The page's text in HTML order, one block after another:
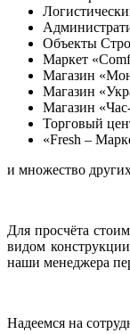
Объекты
Маркет
Магазин
Магазин
Магазин
Торговый
«Fresh –
и множество
Для просчёта
видом
наши менеджера
Надеемся на